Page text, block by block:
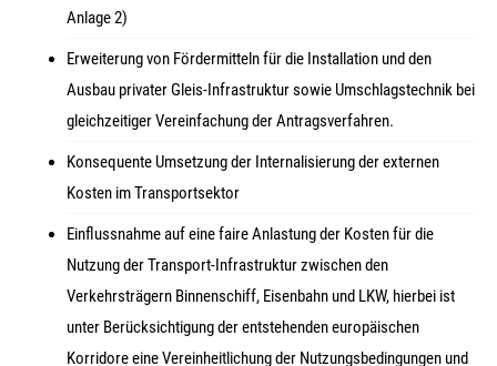
Anlage 2)
Erweiterung von Fördermitteln für die Installation und den
Ausbau privater Gleis-Infrastruktur sowie Umschlagstechnik bei
gleichzeitiger Vereinfachung der Antragsverfahren.
Konsequente Umsetzung der Internalisierung der externen
Kosten im Transportsektor
Einflussnahme auf eine faire Anlastung der Kosten für die
Nutzung der Transport-Infrastruktur zwischen den
Verkehrsträgern Binnenschiff, Eisenbahn und LKW, hierbei ist
unter Berücksichtigung der entstehenden europäischen
Korridore eine Vereinheitlichung der Nutzungsbedingungen und